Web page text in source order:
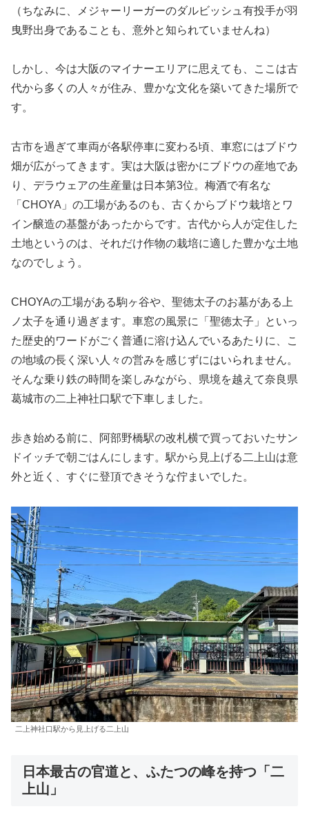
（ちなみに、メジャーリーガーのダルビッシュ有投手が羽
曳野出身であることも、意外と知られていませんね）
しかし、今は大阪のマイナーエリアに思えても、ここは古
代から多くの人々が住み、豊かな文化を築いてきた場所で
す。
古市を過ぎて車両が各駅停車に変わる頃、車窓にはブドウ
畑が広がってきます。実は大阪は密かにブドウの産地であ
り、デラウェアの生産量は日本第3位。梅酒で有名な
「CHOYA」の工場があるのも、古くからブドウ栽培とワ
イン醸造の基盤があったからです。古代から人が定住した
土地というのは、それだけ作物の栽培に適した豊かな土地
なのでしょう。
CHOYAの工場がある駒ヶ谷や、聖徳太子のお墓がある上
ノ太子を通り過ぎます。車窓の風景に「聖徳太子」といっ
た歴史的ワードがごく普通に溶け込んでいるあたりに、こ
の地域の長く深い人々の営みを感じずにはいられません。
そんな乗り鉄の時間を楽しみながら、県境を越えて奈良県
葛城市の二上神社口駅で下車しました。
歩き始める前に、阿部野橋駅の改札横で買っておいたサン
ドイッチで朝ごはんにします。駅から見上げる二上山は意
外と近く、すぐに登頂できそうな佇まいでした。
二上神社口駅から見上げる二上山
日本最古の官道と、ふたつの峰を持つ「二
上山」